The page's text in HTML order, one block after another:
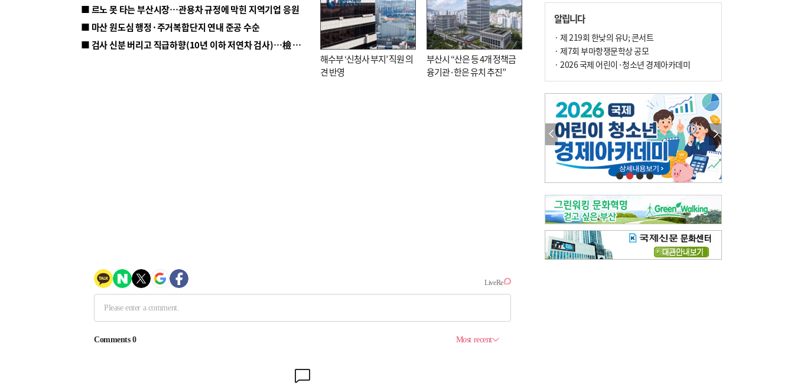
■ 르노 못 타는 부산시장…관용차 규정에 막힌 지역기업 응원
■ 마산 원도심 행정·주거복합단지 연내 준공 수순
■ 검사 신분 버리고 직급하향(10년 이하 저연차 검사)…檢 중수청행 기피
해수부 ‘신청사 부지’ 직원 의
견 반영
부산시 “산은 등 4개 정책금
융기관·한은 유치 추진”
현실의 고통, 은유의 詩로 담다 外
달구비·여우비…다양한 비 이름 外
박현주의 책 이야기[전체보기]
세계유산 ‘한국의 갯벌’ 얼마나 알고 있나요
문재필-여름_저녁무렵의호수
이 한편의 시조[전체보기]
참선 /오기환
고향 /김진규
주말 영화 박스오피스[전체보기]
‘스파이더맨’ 개봉 5일 만에 300만 돌풍…박스오피스·예매율 동시 1위
‘호프’ 개봉 11일 만에 관객 300만…‘스파이더맨’ 예매율 68.8% 1위
오늘의 운세- [전체보기]
오늘의 운세- 2026년 8월 6일 (음 6월 24일)
오늘의 운세- 2026년 8월 5일 (음 6월 23일)
조해훈의 고전 속 이 문장 [전체보기]
입추 지났는데도 덥다며 신유안에게 보낸 박규수의 편지
알립니다
· 제 219회 한낮의 유U; 콘서트
· 제7회 부마항쟁문학상 공모
· 2026 국제 어린이·청소년 경제아카데미